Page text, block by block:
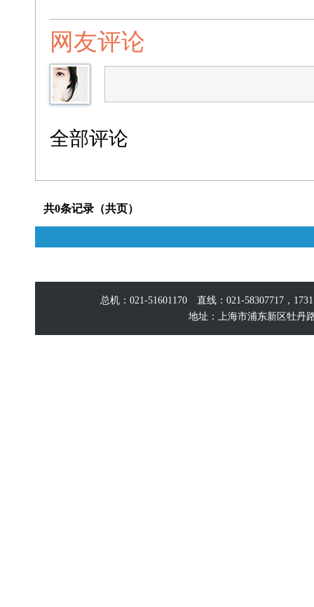
网友评论
全部评论
共0条记录（共页）
总机：021-51601170 直线：021-58307717，
地址：上海市浦东新区牡丹